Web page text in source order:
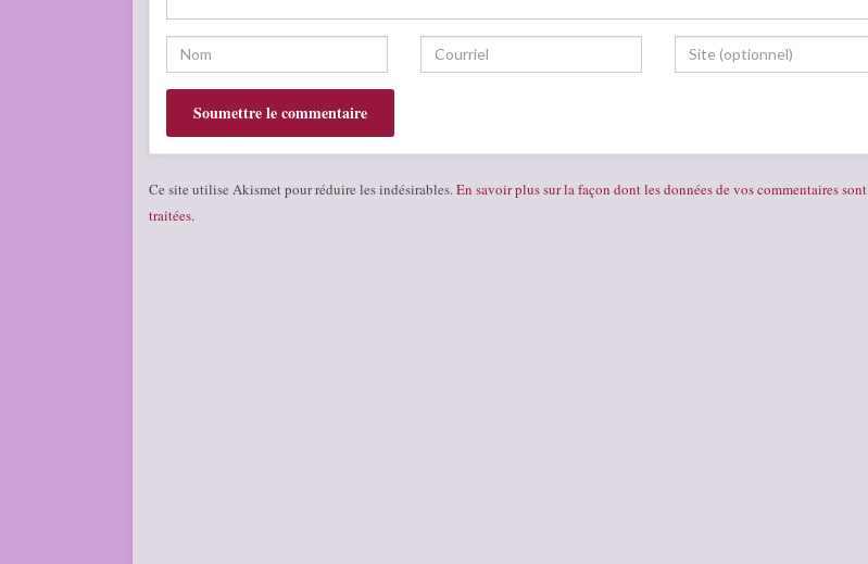
Ce site utilise Akismet pour réduire les indésirables. En savoir plus sur la façon dont les données de vos commentaires sont
traitées.